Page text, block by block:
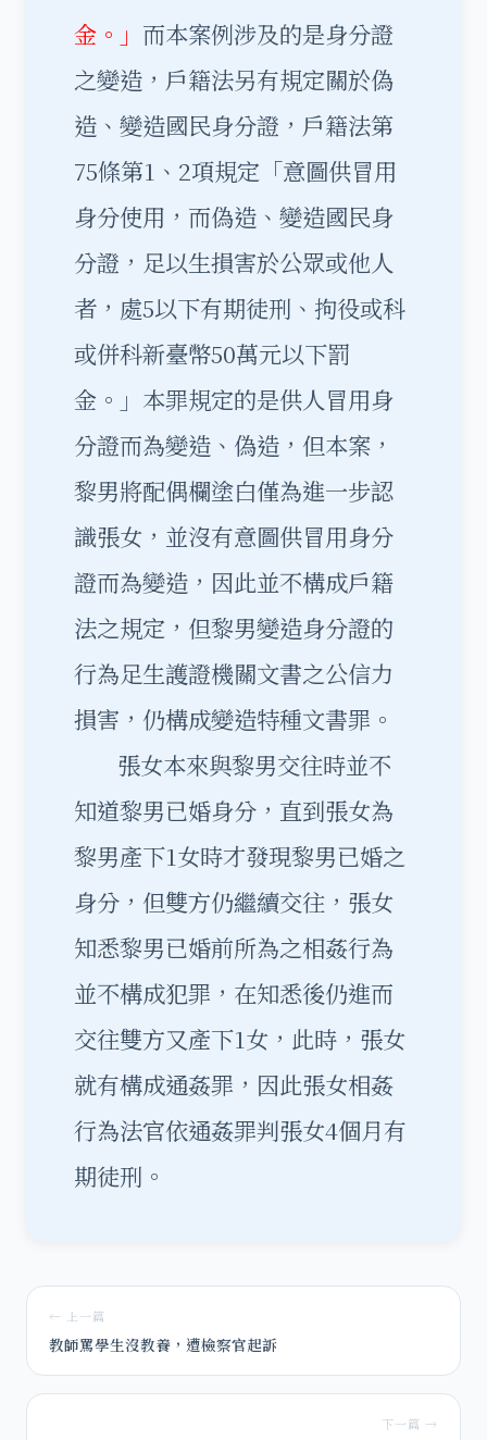
金。」 而本案例涉及的是身分證
之變造，戶籍法另有規定關於偽
造、變造國民身分證，戶籍法第
75條第1、2項規定「意圖供冒用
身分使用，而偽造、變造國民身
分證，足以生損害於公眾或他人
者，處5以下有期徒刑、拘役或科
或併科新臺幣50萬元以下罰
金。」本罪規定的是供人冒用身
分證而為變造、偽造，但本案，
黎男將配偶欄塗白僅為進一步認
識張女，並沒有意圖供冒用身分
證而為變造，因此並不構成戶籍
法之規定，但黎男變造身分證的
行為足生護證機關文書之公信力
損害，仍構成變造特種文書罪。
張女本來與黎男交往時並不
知道黎男已婚身分，直到張女為
黎男產下1女時才發現黎男已婚之
身分，但雙方仍繼續交往，張女
知悉黎男已婚前所為之相姦行為
並不構成犯罪，在知悉後仍進而
交往雙方又產下1女，此時，張女
就有構成通姦罪，因此張女相姦
行為法官依通姦罪判張女4個月有
期徒刑。
← 上一篇
教師罵學生沒教養，遭檢察官起訴
下一篇 →